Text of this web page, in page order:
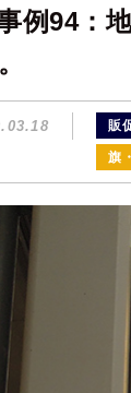
例94：
販
旗